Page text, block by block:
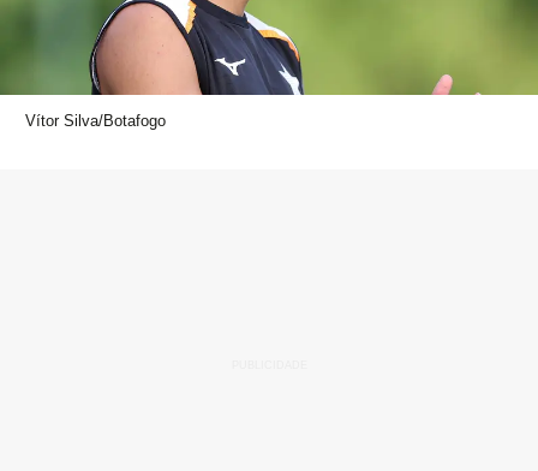
Vítor Silva/Botafogo